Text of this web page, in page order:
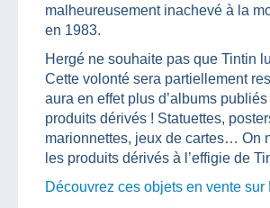
malheureusement inachevé à la
en 1983.
Hergé ne souhaite pas que Tintin
Cette volonté sera partiellement
aura en effet plus d’albums
produits dérivés ! Statuettes,
marionnettes, jeux de cartes… On
les produits dérivés à l’effigie de
Découvrez ces objets en vente sur